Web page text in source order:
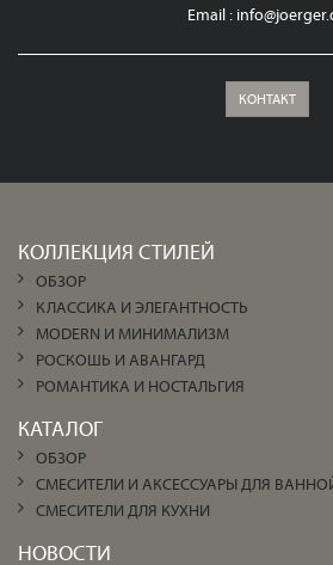
Email :
КОНТАКТ
КОЛЛЕКЦИЯ СТИЛЕЙ
ОБЗОР
КЛАССИКА И ЭЛЕГАНТНОСТЬ
MODERN И МИНИМАЛИЗМ
РОСКОШЬ И АВАНГАРД
РОМАНТИКА И НОСТАЛЬГИЯ
КАТАЛОГ
ОБЗОР
СМЕСИТЕЛИ И АКСЕССУАРЫ ДЛЯ
СМЕСИТЕЛИ ДЛЯ КУХНИ
НОВОСТИ